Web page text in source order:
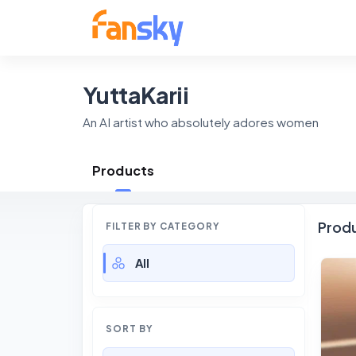
YuttaKarii
An AI artist who absolutely adores women
Products
FILTER BY CATEGORY
All
SORT BY